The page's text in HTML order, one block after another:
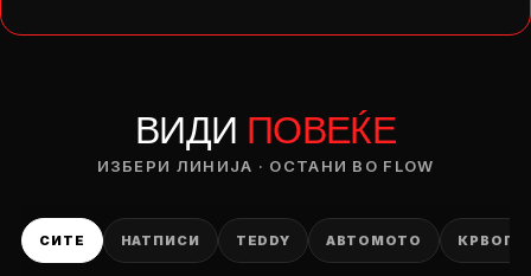
ВИДИ ПОВЕЌЕ
ИЗБЕРИ ЛИНИЈА · ОСТАНИ ВО FLOW
СИТЕ НАТПИСИ TEDDY АВТОМОТО